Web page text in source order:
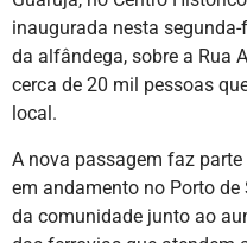
inaugurada nesta
da alfândega, sobre a Rua
cerca de 20 mil pessoas
local.
A nova passagem faz
em andamento no Porto
da comunidade junto ao